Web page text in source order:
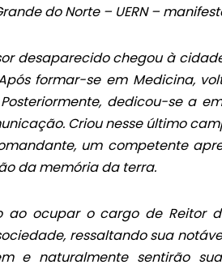
do Norte – UERN –
desaparecido chegou à
formar-se em Medicina,
dedicou-se a
Criou nesse último
um competente
da memória da terra.
ocupar o cargo de Reitor
ressaltando sua
e naturalmente sentirão